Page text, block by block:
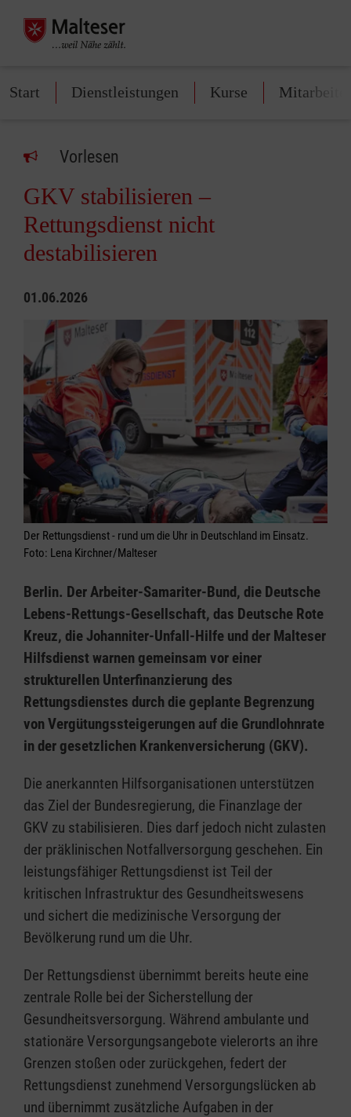
Start Dienstleistungen Kurse
Vorlesen
GKV stabilisieren –
Rettungsdienst nicht
destabilisieren
01.06.2026
Der Rettungsdienst - rund um die Uhr in Deutschland im Einsatz.
Foto: Lena Kirchner/Malteser
Berlin. Der Arbeiter-Samariter-Bund, die Deutsche
Lebens-Rettungs-Gesellschaft, das Deutsche Rote
Kreuz, die Johanniter-Unfall-Hilfe und der Malteser
Hilfsdienst warnen gemeinsam vor einer
strukturellen Unterfinanzierung des
Rettungsdienstes durch die geplante Begrenzung
von Vergütungssteigerungen auf die Grundlohnrate
in der gesetzlichen Krankenversicherung (GKV).
Die anerkannten Hilfsorganisationen unterstützen
das Ziel der Bundesregierung, die Finanzlage der
GKV zu stabilisieren. Dies darf jedoch nicht zulasten
der präklinischen Notfallversorgung geschehen. Ein
leistungsfähiger Rettungsdienst ist Teil der
kritischen Infrastruktur des Gesundheitswesens
und sichert die medizinische Versorgung der
Bevölkerung rund um die Uhr.
Der Rettungsdienst übernimmt bereits heute eine
zentrale Rolle bei der Sicherstellung der
Gesundheitsversorgung. Während ambulante und
stationäre Versorgungsangebote vielerorts an ihre
Grenzen stoßen oder zurückgehen, federt der
Rettungsdienst zunehmend Versorgungslücken ab
und übernimmt zusätzliche Aufgaben in der